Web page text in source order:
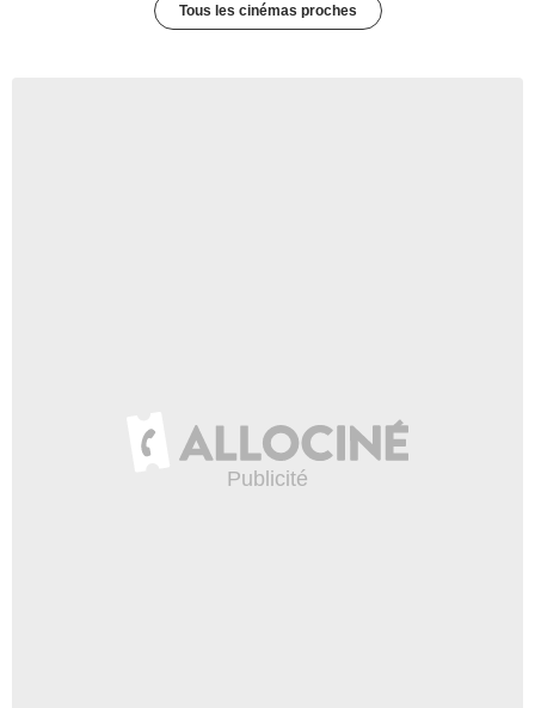
Tous les cinémas proches